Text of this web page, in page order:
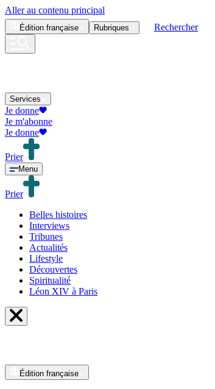
Aller au contenu principal
Édition française Rubriques Rechercher
Services
Je donne
Je m'abonne
Je donne
Prier
Menu
Prier
Belles histoires
Interviews
Tribunes
Actualités
Lifestyle
Découvertes
Spiritualité
Léon XIV à Paris
Édition française